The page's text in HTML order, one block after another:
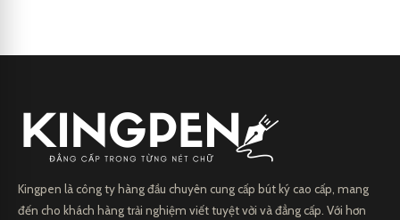
Kingpen là công ty hàng đầu chuyên cung cấp bút ký cao cấp, mang
đến cho khách hàng trải nghiệm viết tuyệt vời và đẳng cấp. Với hơn